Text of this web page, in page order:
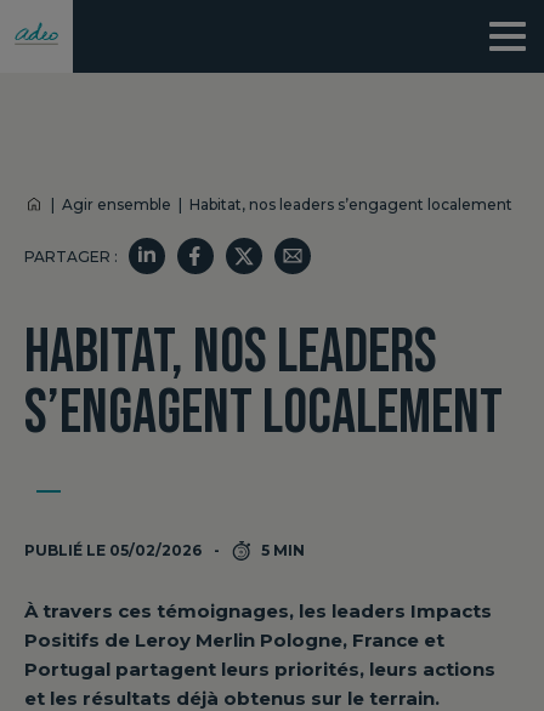
Agir ensemble Habitat, nos leaders s’engagent localement
PARTAGER :
HABITAT, NOS LEADERS
S’ENGAGENT LOCALEMENT
PUBLIÉ LE 05/02/2026 5 MIN
À travers ces témoignages, les leaders Impacts
Positifs de Leroy Merlin Pologne, France et
Portugal partagent leurs priorités, leurs actions
et les résultats déjà obtenus sur le terrain.